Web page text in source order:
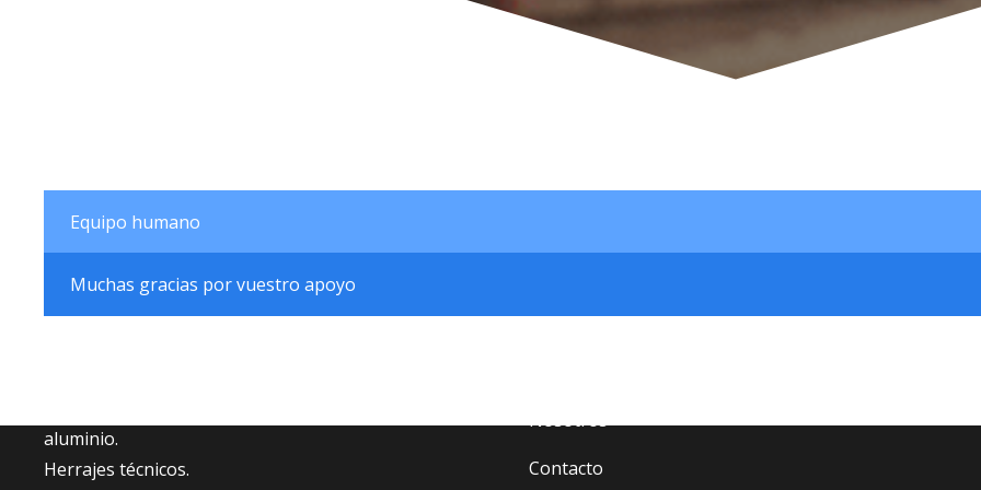
Equipo humano
Muchas gracias por vuestro apoyo
aluminio.
Herrajes técnicos.
Inicio
Nosotros
Contacto